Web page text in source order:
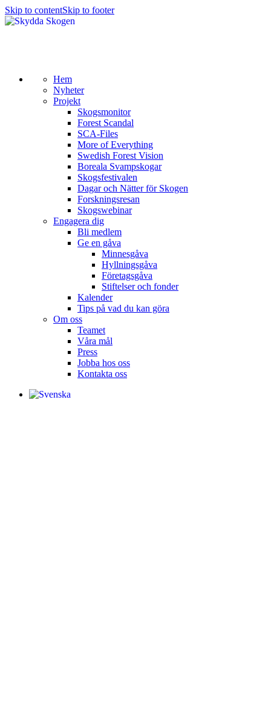
Skip to contentSkip to footer
Hem
Nyheter
Projekt
Skogsmonitor
Forest Scandal
SCA-Files
More of Everything
Swedish Forest Vision
Boreala Svampskogar
Skogsfestivalen
Dagar och Nätter för Skogen
Forskningsresan
Skogswebinar
Engagera dig
Bli medlem
Ge en gåva
Minnesgåva
Hyllningsgåva
Företagsgåva
Stiftelser och fonder
Kalender
Tips på vad du kan göra
Om oss
Teamet
Våra mål​
Press
Jobba hos oss
Kontakta oss